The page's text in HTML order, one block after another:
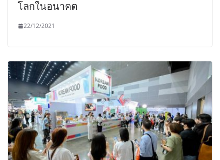
โลกในอนาคต
22/12/2021